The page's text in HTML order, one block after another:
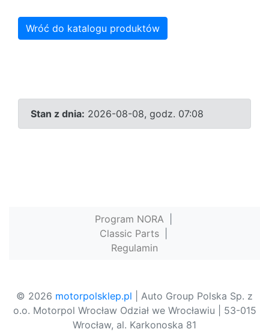
Wróć do katalogu produktów
Stan z dnia: 2026-08-08, godz. 07:08
Program NORA
Classic Parts
Regulamin
© 2026 motorpolsklep.pl | Auto Group Polska Sp. z
o.o. Motorpol Wrocław Odział we Wrocławiu | 53-015
Wrocław, al. Karkonoska 81